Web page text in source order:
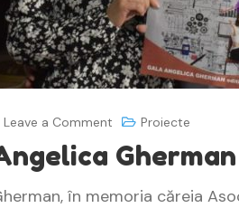
Leave a Comment Proiecte
Gherman
în memoria căreia